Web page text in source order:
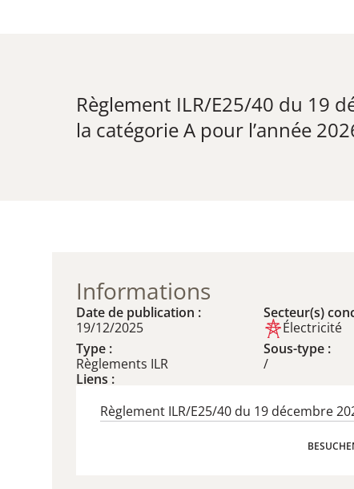
Règlement ILR/E25/40 du 19
la catégorie A pour l’année
Informations
Date de publication :
19/12/2025
Secteur(s)
Électricité
Type :
Règlements ILR
Sous-type :
/
Liens :
Règlement ILR/E25/40 du 19 décembre